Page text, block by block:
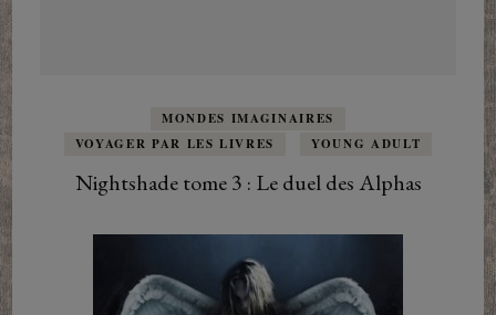
MONDES IMAGINAIRES
VOYAGER PAR LES LIVRES
YOUNG ADULT
Nightshade tome 3 : Le duel des Alphas